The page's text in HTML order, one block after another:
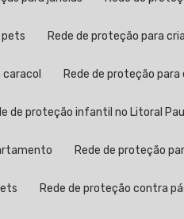
pets Rede de proteção para
caracol Rede de proteção
de proteção infantil no Litoral
Rede de proteção
Rede de proteção contra